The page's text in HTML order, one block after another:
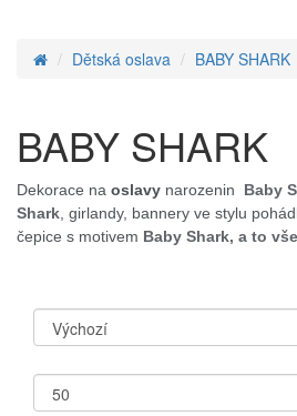
Dětská oslava BABY SHARK
BABY SHARK
Dekorace na oslavy narozenin Baby
Shark , girlandy, bannery ve stylu
čepice s motivem Baby Shark, a to vše